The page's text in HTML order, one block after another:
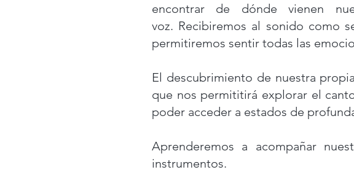
encontrar de dónde vienen
voz. Recibiremos al sonido como
permitiremos sentir todas las
El descubrimiento de nuestra
que nos permititirá explorar el
poder acceder a estados de
Aprenderemos a acompañar
instrumentos.